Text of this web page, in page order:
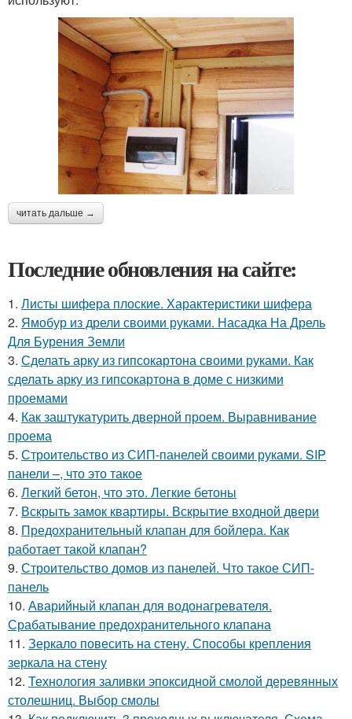
читать дальше →
Последние обновления на сайте:
1. Листы шифера плоские. Характеристики шифера
2. Ямобур из дрели своими руками. Насадка На Дрель
Для Бурения Земли
3. Сделать арку из гипсокартона своими руками. Как
сделать арку из гипсокартона в доме с низкими
проемами
4. Как заштукатурить дверной проем. Выравнивание
проема
5. Строительство из СИП-панелей своими руками. SIP
панели –, что это такое
6. Легкий бетон, что это. Легкие бетоны
7. Вскрыть замок квартиры. Вскрытие входной двери
8. Предохранительный клапан для бойлера. Как
работает такой клапан?
9. Строительство домов из панелей. Что такое СИП-
панель
10. Аварийный клапан для водонагревателя.
Срабатывание предохранительного клапана
11. Зеркало повесить на стену. Способы крепления
зеркала на стену
12. Технология заливки эпоксидной смолой деревянных
столешниц. Выбор смолы